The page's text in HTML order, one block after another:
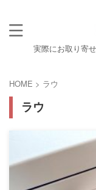
実際にお取り寄
HOME > ラウ
ラウ